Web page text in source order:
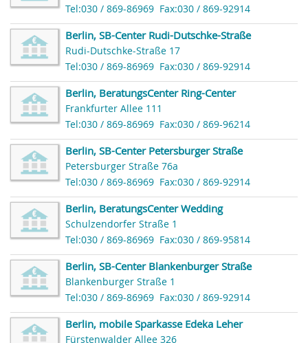
Tel:030 / 869-86969 Fax:030 / 869-92914
Berlin, SB-Center Rudi-Dutschke-Straße
Rudi-Dutschke-Straße 17
Tel:030 / 869-86969 Fax:030 / 869-92914
Berlin, BeratungsCenter Ring-Center
Frankfurter Allee 111
Tel:030 / 869-86969 Fax:030 / 869-96214
Berlin, SB-Center Petersburger Straße
Petersburger Straße 76a
Tel:030 / 869-86969 Fax:030 / 869-92914
Berlin, BeratungsCenter Wedding
Schulzendorfer Straße 1
Tel:030 / 869-86969 Fax:030 / 869-95814
Berlin, SB-Center Blankenburger Straße
Blankenburger Straße 1
Tel:030 / 869-86969 Fax:030 / 869-92914
Berlin, mobile Sparkasse Edeka Leher
Fürstenwalder Allee 326